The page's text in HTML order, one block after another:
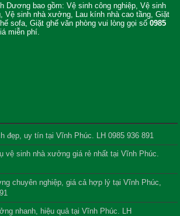
Dương bao gồm: Vệ sinh công nghiệp, Vệ sinh
Vệ sinh nhà xưởng, Lau kính nhà cao tầng, Giặt
sofa, Giặt ghế văn phòng vui lòng gọi số0985
miễn phí.
đẹp, uy tín tại Vĩnh Phúc. LH 0985 936 891
vệ sinh nhà xưởng giá rẻ nhất tại Vĩnh Phúc.
chuyên nghiệp, giá cả hợp lý tại Vĩnh Phúc,
nhanh, hiệu quả tại Vĩnh Phúc. LH